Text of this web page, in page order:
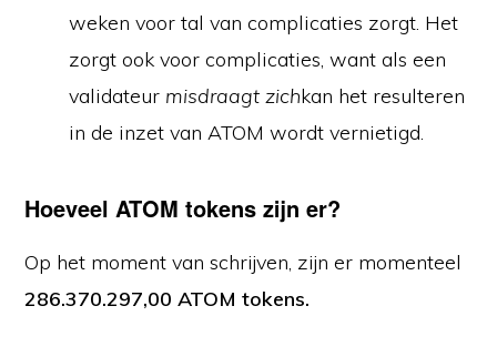
weken voor tal van complicaties zorgt. Het
zorgt ook voor complicaties, want als een
validateur misdraagt zichkan het resulteren
in de inzet van ATOM wordt vernietigd.
Hoeveel ATOM tokens zijn er?
Op het moment van schrijven, zijn er momenteel
286.370.297,00 ATOM tokens.